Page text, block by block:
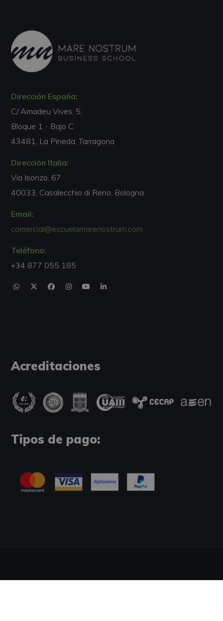
Dirección España:
C/ Amadeu Vives, 5,
Bloque 1 - Bajo C
43481, La Pineda, Tarragona
Dirección Italia:
Via Isonzo, 67
40033, Casalecchio di Reno, Bologna
Email:
comercial@escuelamarenostrum.com
Teléfono:
+34 877 055 185
Acreditaciones
Tipos de pago: